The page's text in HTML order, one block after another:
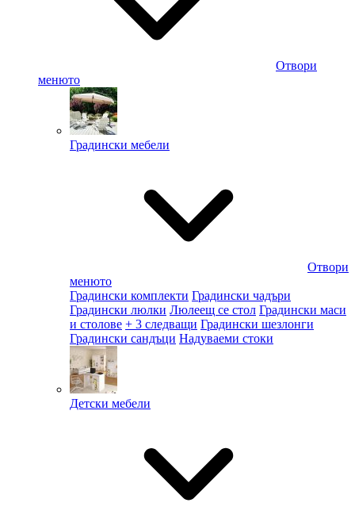
Отвори
менюто
Градински мебели
Отвори
менюто
Градински комплекти Градински чадъри
Градински люлки Люлеещ се стол Градински маси
и столове + 3 следващи Градински шезлонги
Градински сандъци Надуваеми стоки
Детски мебели